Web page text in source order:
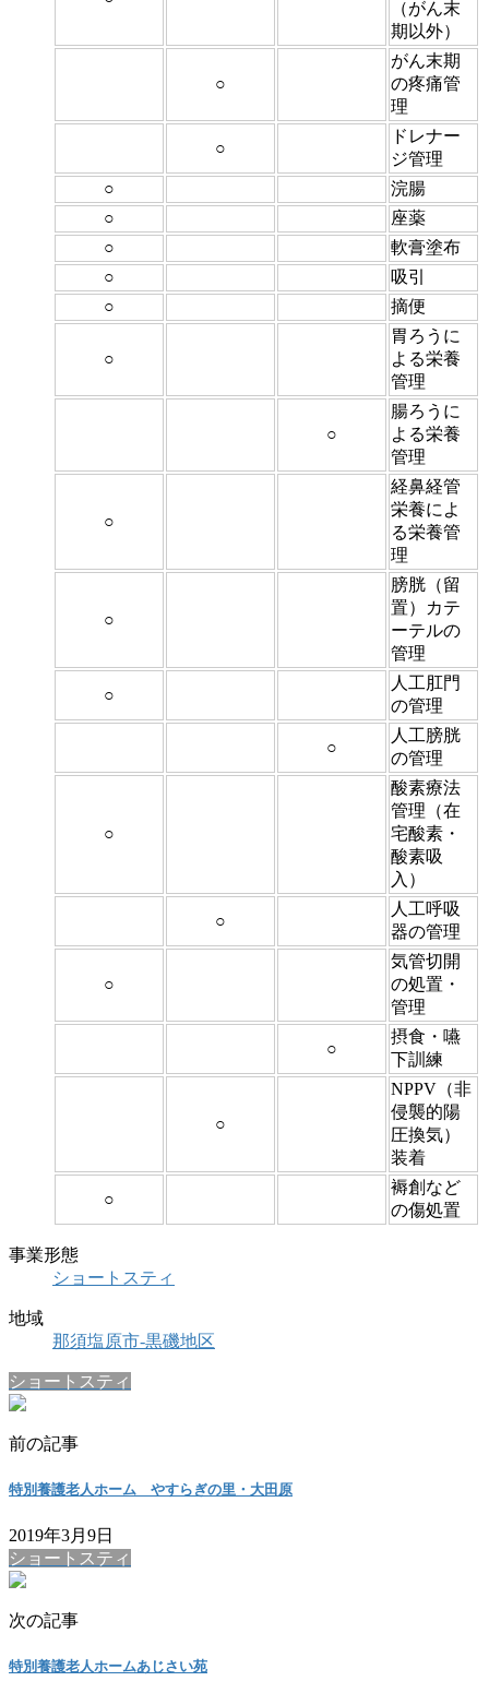
（がん末
期以外）
○
がん末期
の疼痛管
理
○
ドレナー
ジ管理
○
浣腸
○
座薬
○
軟膏塗布
○
吸引
○
摘便
○
胃ろうに
よる栄養
管理
○
腸ろうに
よる栄養
管理
○
経鼻経管
栄養によ
る栄養管
理
○
膀胱（留
置）カテ
ーテルの
管理
○
人工肛門
の管理
○
人工膀胱
の管理
○
酸素療法
管理（在
宅酸素・
酸素吸
入）
○
人工呼吸
器の管理
○
気管切開
の処置・
管理
○
摂食・嚥
下訓練
○
NPPV（非
侵襲的陽
圧換気）
装着
○
褥創など
の傷処置
事業形態
ショートスティ
地域
那須塩原市-黒磯地区
ショートスティ
前の記事
特別養護老人ホーム やすらぎの里・大田原
2019年3月9日
ショートスティ
次の記事
特別養護老人ホームあじさい苑